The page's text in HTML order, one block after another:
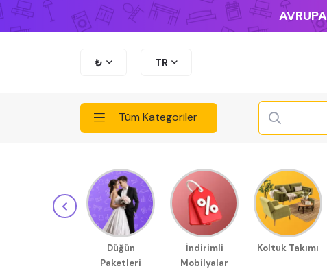
₺ TR
Tüm Kategoriler
Düğün
Paketleri
İndirimli
Mobilyalar
Koltuk Takımı